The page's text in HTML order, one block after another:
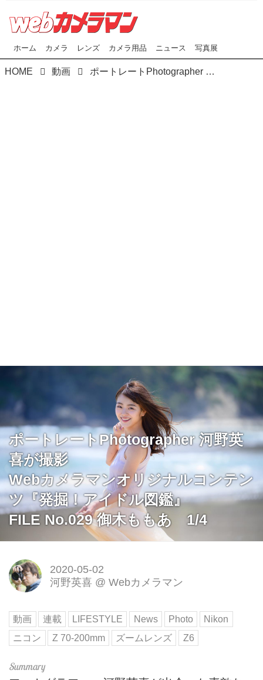
ホーム カメラ レンズ カメラ用品 ニュース 写真展
HOME 動画 ポートレートPhotographer 河野英喜が撮影 Webカメラマンオリジナルコンテンツ『発掘！アイドル図鑑』 FILE No.029 御木ももあ 1/4
ポートレートPhotographer 河野英
喜が撮影
Webカメラマンオリジナルコンテン
ツ『発掘！アイドル図鑑』
FILE No.029 御木ももあ 1/4
2020-05-02
河野英喜 @ Webカメラマン
動画 連載 LIFESTYLE News Photo
Nikon
ニコン
Z 70-200mm ズームレンズ Z6